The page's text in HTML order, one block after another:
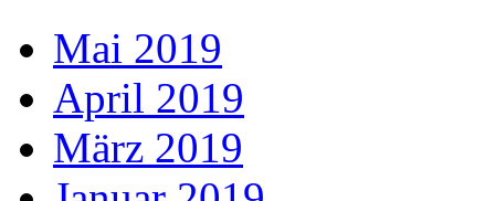
Mai 2019
April 2019
März 2019